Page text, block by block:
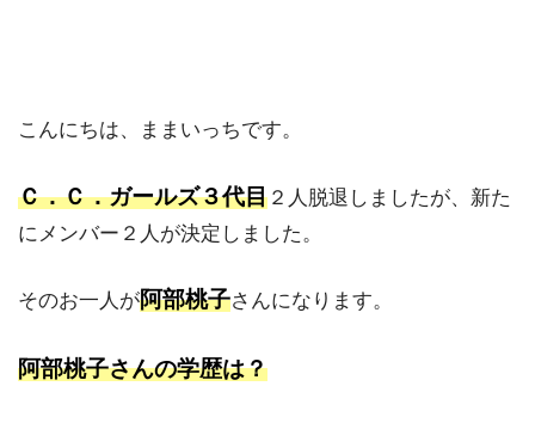
こんにちは、ままいっちです。
Ｃ．Ｃ．ガールズ３代目 ２人脱退しましたが、新た
にメンバー２人が決定しました。
そのお一人が阿部桃子さんになります。
阿部桃子さんの学歴は？